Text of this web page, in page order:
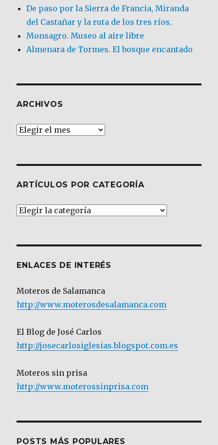
De paso por la Sierra de Francia, Miranda
del Castañar y la ruta de los tres ríos.
Monsagro. Museo al aire libre
Almenara de Tormes. El bosque encantado
ARCHIVOS
Archivos
ARTÍCULOS POR CATEGORÍA
Artículos
ENLACES DE INTERÉS
Moteros de Salamanca
http://www.moterosdesalamanca.com
El Blog de José Carlos
http://josecarlosiglesias.blogspot.com.es
Moteros sin prisa
http://www.moterossinprisa.com
POSTS MÁS POPULARES